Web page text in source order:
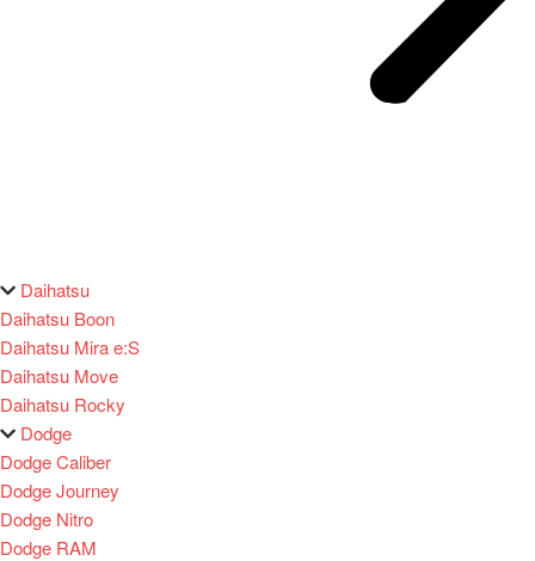
Daihatsu
Daihatsu Boon
Daihatsu Mira e:S
Daihatsu Move
Daihatsu Rocky
Dodge
Dodge Caliber
Dodge Journey
Dodge Nitro
Dodge RAM